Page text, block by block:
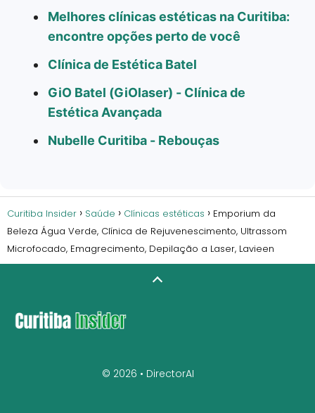
Melhores clínicas estéticas na Curitiba:
encontre opções perto de você
Clínica de Estética Batel
GiO Batel (GiOlaser) - Clínica de
Estética Avançada
Nubelle Curitiba - Rebouças
Curitiba Insider Saúde Clínicas estéticas
Emporium da
Beleza Água Verde, Clínica de Rejuvenescimento, Ultrassom
Microfocado, Emagrecimento, Depilação a Laser, Lavieen
© 2026 • DirectorAI